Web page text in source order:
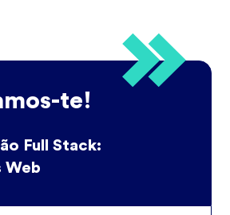
te!
Full Stack:
Web